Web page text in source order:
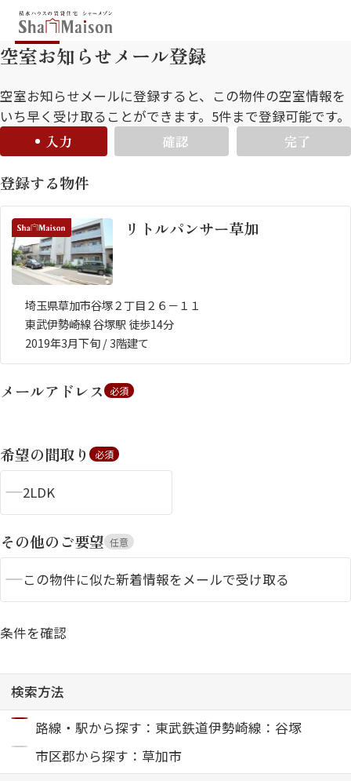
保存した条件
お気に入り
北海道
中部
九州
市区郡・路線・駅から探す
通勤・通学時間から探す
地図から探す
人気のカテゴリから探す
シャーメゾンとは
シャーメゾンセレクショ
ルームツアー
ShaMaison STYLE
空室お知らせメール登録
空室お知らせメールに登録すると、この物件の空室情報を
いち早く受け取ることができます。5件まで登録可能です。
入力
確認 完了
登録する物件
リトルパンサー草加
埼玉県草加市谷塚２丁目２６－１１
東武伊勢崎線 谷塚駅 徒歩14分
2019年3月下旬 / 3階建て
メールアドレス 必須
希望の間取り 必須
2LDK
その他のご要望 任意
この物件に似た新着情報をメールで受け取る
条件を確認
検索方法
路線・駅から探す：東武鉄道伊勢崎線：谷塚
市区郡から探す：草加市